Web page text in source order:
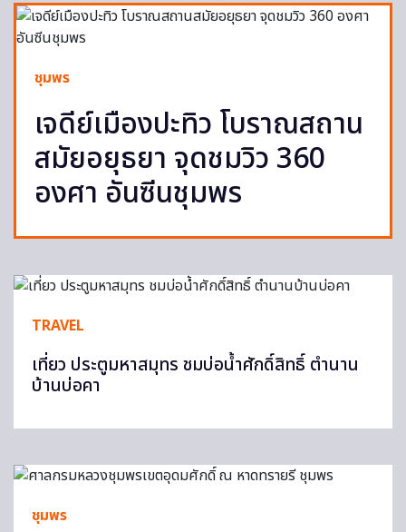
ชุมพร
เจดีย์เมืองปะทิว โบราณสถาน
สมัยอยุธยา จุดชมวิว 360
องศา อันซีนชุมพร
TRAVEL
เที่ยว ประตูมหาสมุทร ชมบ่อน้ำศักดิ์สิทธิ์ ตำนาน
บ้านบ่อคา
ชุมพร